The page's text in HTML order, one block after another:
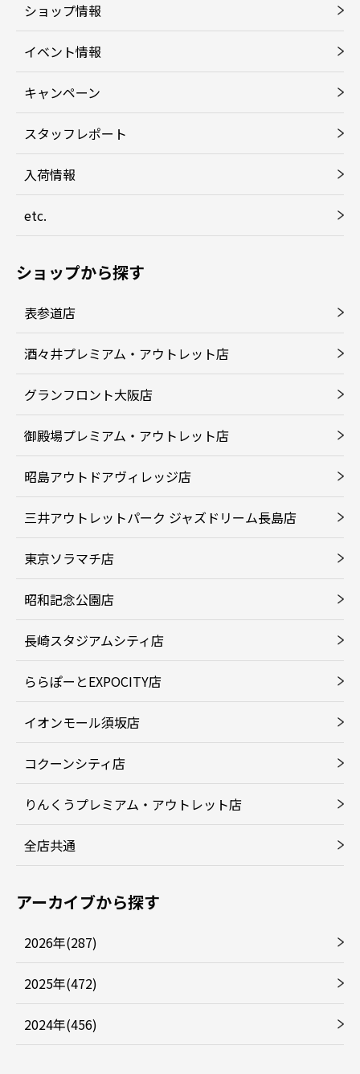
ショップ情報
イベント情報
キャンペーン
スタッフレポート
入荷情報
etc.
ショップから探す
表参道店
酒々井プレミアム・アウトレット店
グランフロント大阪店
御殿場プレミアム・アウトレット店
昭島アウトドアヴィレッジ店
三井アウトレットパーク ジャズドリーム長島店
東京ソラマチ店
昭和記念公園店
長崎スタジアムシティ店
ららぽーとEXPOCITY店
イオンモール須坂店
コクーンシティ店
りんくうプレミアム・アウトレット店
全店共通
アーカイブから探す
2026年(287)
2025年(472)
2024年(456)